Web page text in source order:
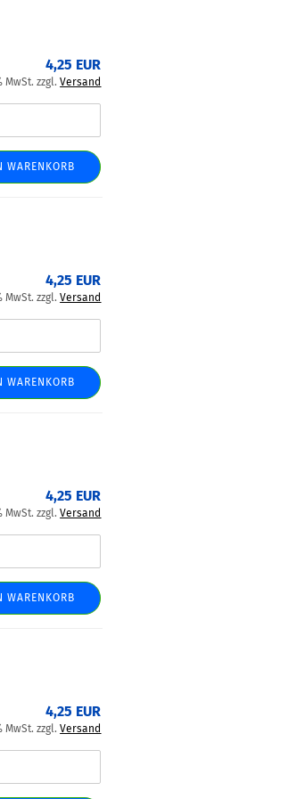
4,25 EUR
MwSt. zzgl.Versand
WARENKORB
4,25 EUR
MwSt. zzgl.Versand
WARENKORB
4,25 EUR
MwSt. zzgl.Versand
WARENKORB
4,25 EUR
MwSt. zzgl.Versand